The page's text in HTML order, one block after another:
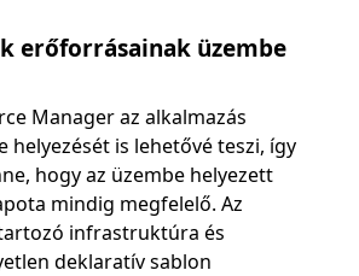
erőforrásainak üzembe
Manager az alkalmazás
helyezését is lehetővé teszi, így
hogy az üzembe helyezett
mindig megfelelő. Az
infrastruktúra és
deklaratív sablon